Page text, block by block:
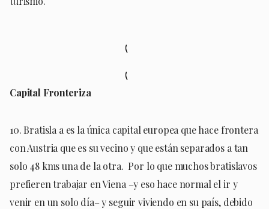
Capital Fronteriza
10. Bratisla a es la única capital europea que hace frontera
con Austria que es su vecino y que están separados a tan
solo 48 kms una de la otra. Por lo que muchos bratislavos
prefieren trabajar en Viena –y eso hace normal el ir y
venir en un solo día– y seguir viviendo en su país, debido